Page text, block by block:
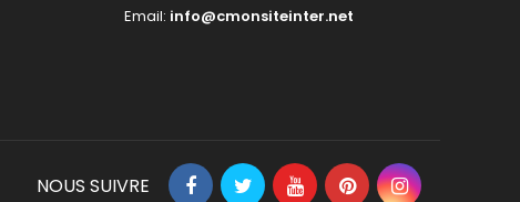
Email: info@cmonsiteinter.net
NOUS SUIVRE